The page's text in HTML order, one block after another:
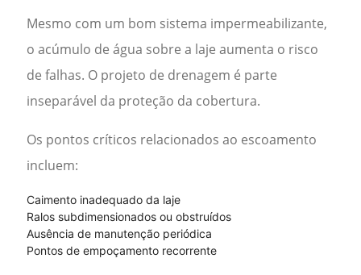
Mesmo com um bom sistema impermeabilizante,
o acúmulo de água sobre a laje aumenta o risco
de falhas. O projeto de drenagem é parte
inseparável da proteção da cobertura.
Os pontos críticos relacionados ao escoamento
incluem:
Caimento inadequado da laje
Ralos subdimensionados ou obstruídos
Ausência de manutenção periódica
Pontos de empoçamento recorrente